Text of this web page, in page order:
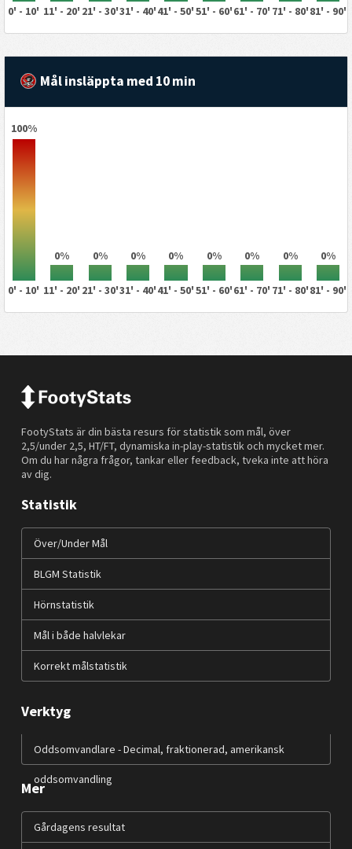
0' - 10' 11' - 20' 21' - 30'31' - 40'41' - 50'51' - 60'61' - 70' 71' - 80'81' - 90'
Mål insläppta med 10 min
100%
0% 0% 0% 0% 0% 0% 0% 0%
0' - 10' 11' - 20' 21' - 30'31' - 40'41' - 50'51' - 60'61' - 70' 71' - 80'81' - 90'
FootyStats är din bästa resurs för statistik som mål, över
2,5/under 2,5, HT/FT, dynamiska in-play-statistik och mycket mer.
Om du har några frågor, tankar eller feedback, tveka inte att höra
av dig.
Statistik
Över/Under Mål
BLGM Statistik
Hörnstatistik
Mål i både halvlekar
Korrekt målstatistik
Verktyg
Oddsomvandlare - Decimal, fraktionerad, amerikansk
oddsomvandling
Mer
Gårdagens resultat